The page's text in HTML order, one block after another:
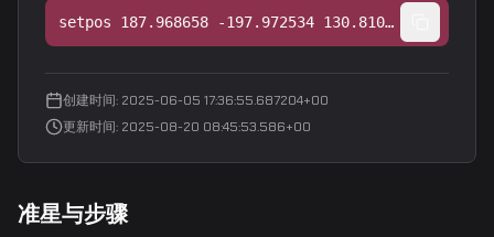
setpos 187.968658 -197.972534 130.810333;setang -24.525549 1.943915 0.000000
创建时间: 2025-06-05 17:36:55.687204+00
更新时间: 2025-08-20 08:45:53.586+00
准星与步骤